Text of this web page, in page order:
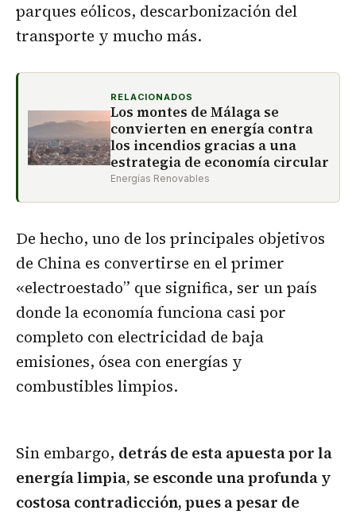
parques eólicos, descarbonización del
transporte y mucho más.
RELACIONADOS
Los montes de Málaga se
convierten en energía contra
los incendios gracias a una
estrategia de economía circular
Energías Renovables
De hecho, uno de los principales objetivos
de China es convertirse en el primer
«electroestado” que significa, ser un país
donde la economía funciona casi por
completo con electricidad de baja
emisiones, ósea con energías y
combustibles limpios.
Sin embargo, detrás de esta apuesta por la
energía limpia, se esconde una profunda y
costosa contradicción, pues a pesar de